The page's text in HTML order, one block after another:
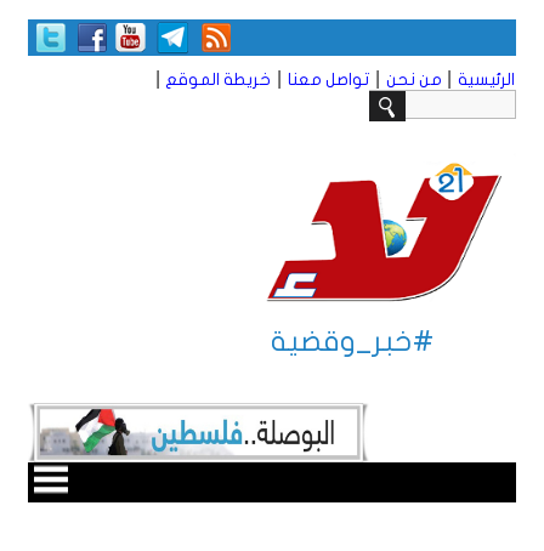
الرئيسية من نحن تواصل معنا خريطة الموقع
#خبر_وقضية